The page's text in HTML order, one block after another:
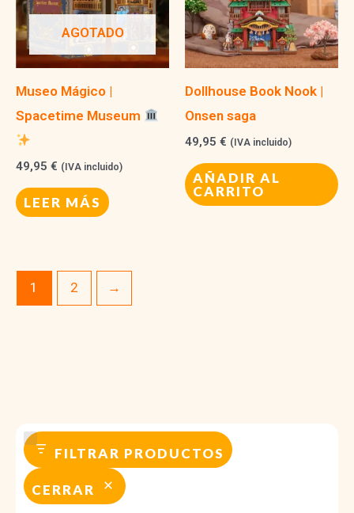
FILTRAR PRODUCTOS
CERRAR
AGOTADO
Museo Mágico |
Spacetime Museum
49,95 € (IVA incluido)
LEER MÁS
Dollhouse Book Nook |
Onsen saga
49,95 € (IVA incluido)
AÑADIR AL
CARRITO
1 2 →